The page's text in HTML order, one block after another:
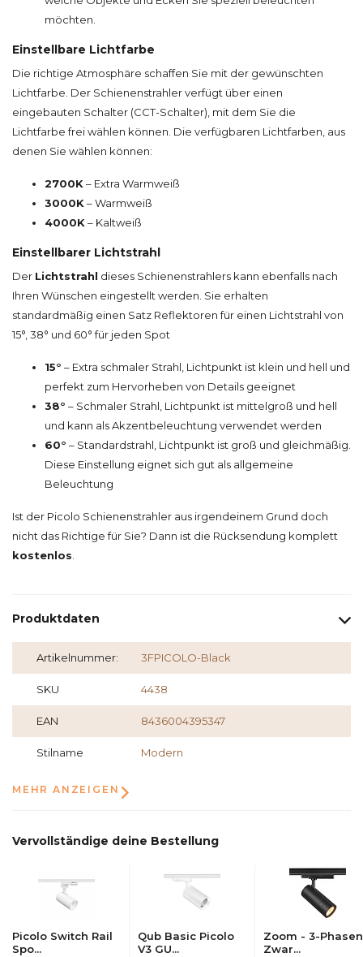
möchten.
Einstellbare Lichtfarbe
Die richtige Atmosphäre schaffen Sie mit der gewünschten
Lichtfarbe. Der Schienenstrahler verfügt über einen
eingebauten Schalter (CCT-Schalter), mit dem Sie die
Lichtfarbe frei wählen können. Die verfügbaren Lichtfarben, aus
denen Sie wählen können:
2700K – Extra Warmweiß
3000K – Warmweiß
4000K – Kaltweiß
Einstellbarer Lichtstrahl
Der Lichtstrahl dieses Schienenstrahlers kann ebenfalls nach
Ihren Wünschen eingestellt werden. Sie erhalten
standardmäßig einen Satz Reflektoren für einen Lichtstrahl von
15°, 38° und 60° für jeden Spot
15° – Extra schmaler Strahl, Lichtpunkt ist klein und hell und
perfekt zum Hervorheben von Details geeignet
38° – Schmaler Strahl, Lichtpunkt ist mittelgroß und hell
und kann als Akzentbeleuchtung verwendet werden
60° – Standardstrahl, Lichtpunkt ist groß und gleichmäßig.
Diese Einstellung eignet sich gut als allgemeine
Beleuchtung
Ist der Picolo Schienenstrahler aus irgendeinem Grund doch
nicht das Richtige für Sie? Dann ist die Rücksendung komplett
kostenlos
Produktdaten
Artikelnummer: 3FPICOLO-Black
SKU 4438
EAN 8436004395347
Stilname Modern
MEHR ANZEIGEN
Vervollständige deine Bestellung
Picolo Switch Rail
Spo...
Qub Basic Picolo
V3 GU...
Zoom - 3-
Zwar...